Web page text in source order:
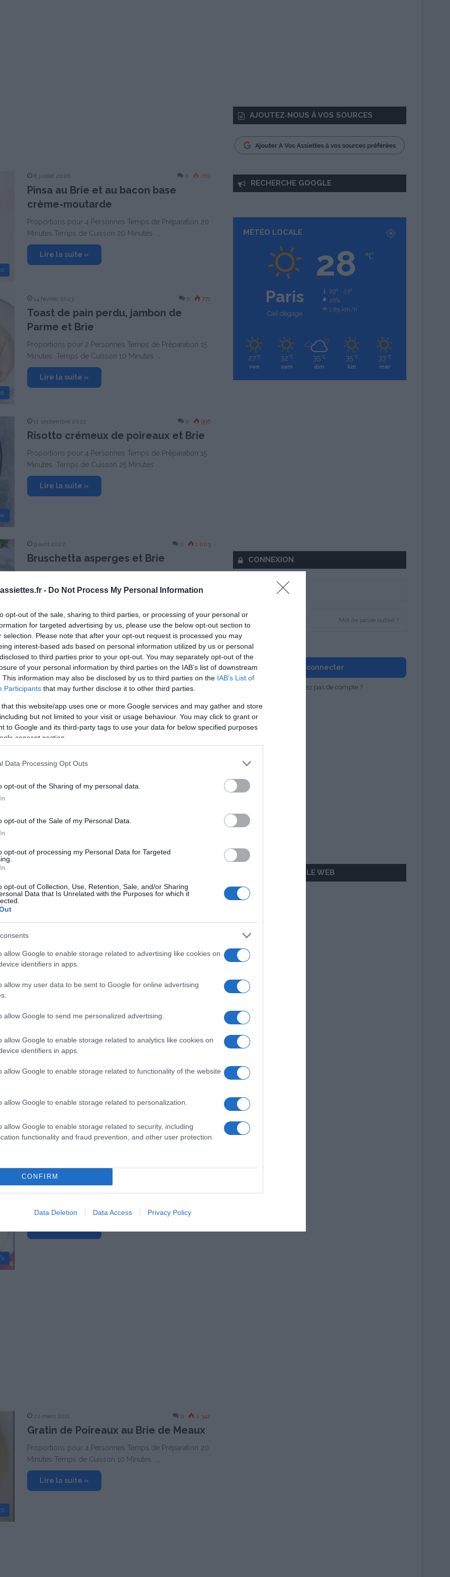
- Do Not Process My Personal Information
opt-out of the sale, sharing to third parties, or processing of your personal or
for targeted advertising by us, please use the below opt-out section to
selection. Please note that after your opt-out request is processed you may
interest-based ads based on personal information utilized by us or personal
to third parties prior to your opt-out. You may separately opt-out of the
of your personal information by third parties on the IAB’s list of downstream
This information may also be disclosed by us to third parties on the IAB’s List of
Participants that may further disclose it to other third parties.
that this website/app uses one or more Google services and may gather and store
but not limited to your visit or usage behaviour. You may click to grant or
to Google and its third-party tags to use your data for below specified purposes
consent section.
Data Processing Opt Outs
opt-out of the Sharing of my personal data.
opt-out of the Sale of my Personal Data.
opt-out of processing my Personal Data for Targeted
opt-out of Collection, Use, Retention, Sale, and/or Sharing
Data that Is Unrelated with the Purposes for which it
allow Google to enable storage related to advertising like cookies on
identifiers in apps.
allow my user data to be sent to Google for online advertising
allow Google to send me personalized advertising.
allow Google to enable storage related to analytics like cookies on
identifiers in apps.
allow Google to enable storage related to functionality of the website
allow Google to enable storage related to personalization.
allow Google to enable storage related to security, including
functionality and fraud prevention, and other user protection.
CONFIRM
Data Deletion Data Access Privacy Policy
8 juillet 2026 0 289
Pinsa au Brie et au bacon base
crème-moutarde
Proportions pour 4 Personnes Temps de Préparation 20
Minutes Temps de Cuisson 20 Minutes …
Lire la suite »
14 février 2023 0 771
Toast de pain perdu, jambon de
Parme et Brie
Proportions pour 2 Personnes Temps de Préparation 15
Minutes Temps de Cuisson 10 Minutes …
Lire la suite »
11 septembre 2022 0 996
Risotto crémeux de poireaux et Brie
Proportions pour 4 Personnes Temps de Préparation 15
Minutes Temps de Cuisson 25 Minutes …
Lire la suite »
9 avril 2022 0 1 003
Bruschetta asperges et Brie
Minutes Temps de Cuisson 8 Minutes …
Lady® rôties
Minutes Temps de Cuisson 30 Minutes …
Croissants au brie et au jambon de
Proportions pour 4 Personnes Temps de Préparation 5
7 novembre 2011 0 2 827
Petits Gratins de Blettes aux Deux
Fromages
fromage ! Proportions pour…
Tartine de Brie Rôti et Jambon Sec
Proportions pour 4 Personnes Temps de Préparation 10
Minutes Temps de Cuisson 7 Minutes …
22 mars 2011 0 2 342
Gratin de Poireaux au Brie de Meaux
Proportions pour 4 Personnes Temps de Préparation 20
Minutes Temps de Cuisson 10 Minutes …
Lire la suite »
AJOUTEZ‑NOUS À VOS SOURCES
RECHERCHE GOOGLE
MÉTÉO LOCALE
Paris
Ciel dégagé
28 ℃
29º - 23º
26%
1.85 km/h
27 ℃
ven
32 ℃
sam
35 ℃
dim
35 ℃
lun
33 ℃
mar
CONNEXION
Mot de passe oublié ?
Se souvenir de moi
Se connecter
Vous n'avez pas de compte ?
AILLEURS SUR LE WEB